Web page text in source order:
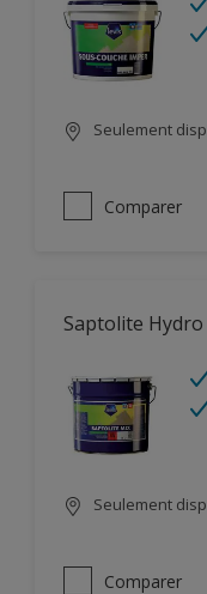
Seulement
Comparer
Saptolite Hydro
Seulement
Comparer